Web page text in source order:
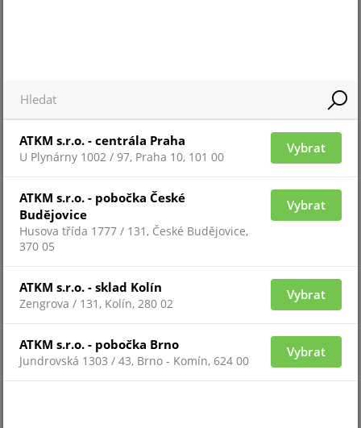
Pro zobrazení informací je nutné být přihlášený
ATKM s.r.o. - centrála Praha
U Plynárny 1002 / 97, Praha 10, 101 00
Vybrat
ATKM s.r.o. - pobočka České
Budějovice
Husova třída 1777 / 131, České Budějovice,
370 05
Vybrat
ATKM s.r.o. - sklad Kolín
Zengrova / 131, Kolín, 280 02
Vybrat
ATKM s.r.o. - pobočka Brno
Jundrovská 1303 / 43, Brno - Komín, 624 00
Vybrat